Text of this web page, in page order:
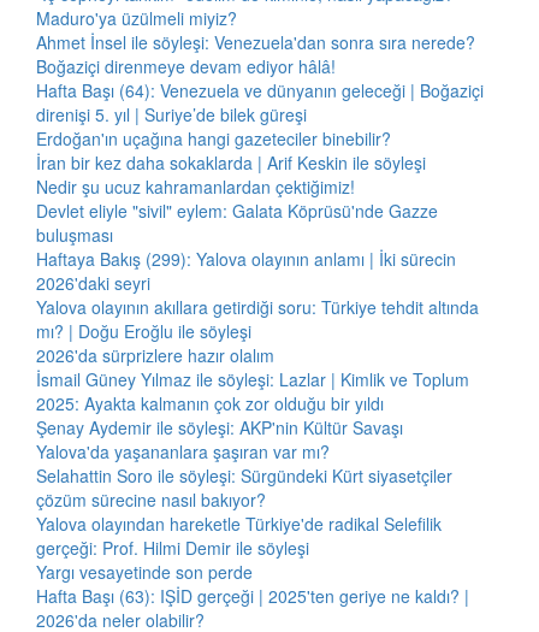
Maduro'ya üzülmeli miyiz?
Ahmet İnsel ile söyleşi: Venezuela'dan sonra sıra nerede?
Boğaziçi direnmeye devam ediyor hâlâ!
Hafta Başı (64): Venezuela ve dünyanın geleceği | Boğaziçi
direnişi 5. yıl | Suriye’de bilek güreşi
Erdoğan'ın uçağına hangi gazeteciler binebilir?
İran bir kez daha sokaklarda | Arif Keskin ile söyleşi
Nedir şu ucuz kahramanlardan çektiğimiz!
Devlet eliyle "sivil" eylem: Galata Köprüsü'nde Gazze
buluşması
Haftaya Bakış (299): Yalova olayının anlamı | İki sürecin
2026'daki seyri
Yalova olayının akıllara getirdiği soru: Türkiye tehdit altında
mı? | Doğu Eroğlu ile söyleşi
2026'da sürprizlere hazır olalım
İsmail Güney Yılmaz ile söyleşi: Lazlar | Kimlik ve Toplum
2025: Ayakta kalmanın çok zor olduğu bir yıldı
Şenay Aydemir ile söyleşi: AKP'nin Kültür Savaşı
Yalova'da yaşananlara şaşıran var mı?
Selahattin Soro ile söyleşi: Sürgündeki Kürt siyasetçiler
çözüm sürecine nasıl bakıyor?
Yalova olayından hareketle Türkiye'de radikal Selefilik
gerçeği: Prof. Hilmi Demir ile söyleşi
Yargı vesayetinde son perde
Hafta Başı (63): IŞİD gerçeği | 2025'ten geriye ne kaldı? |
2026'da neler olabilir?